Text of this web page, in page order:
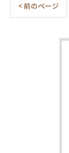
< 前のページ